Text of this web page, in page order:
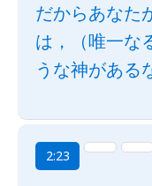
だからあなた
は，（唯一な
うな神がある
2:23